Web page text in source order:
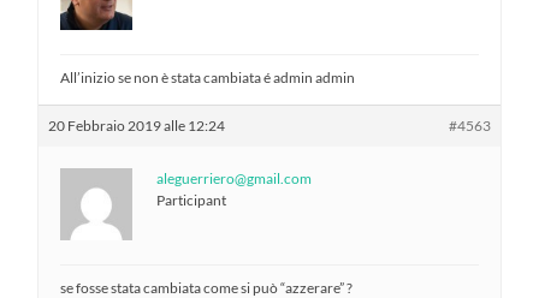
All’inizio se non è stata cambiata é admin admin
20 Febbraio 2019 alle 12:24 #4563
aleguerriero@gmail.com
Participant
se fosse stata cambiata come si può “azzerare” ?